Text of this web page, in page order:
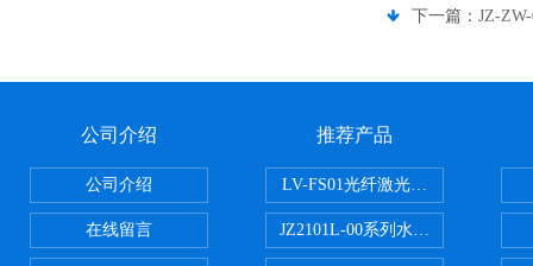
下一篇： JZ-
公司介绍
公司介绍
在线留言
推荐产品
LV-FS01光纤激光测振仪
JZ2101L-00系列水下自由场-爆炸